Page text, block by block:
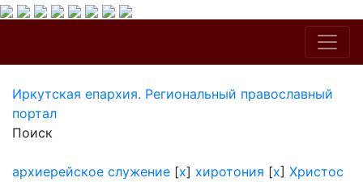
Иркутская епархия. Региональный православный
портал
Поиск
архиерейское служение [x] хиротония [x] Христос